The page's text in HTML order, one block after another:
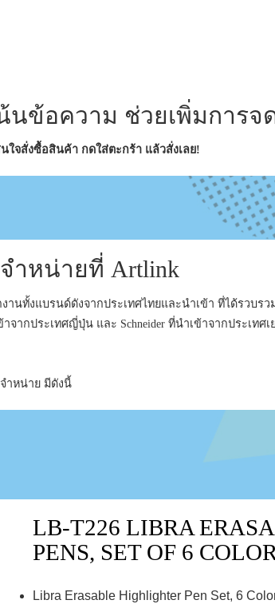
นข้อความ ช่วยเพิ่มการจ
ใจสั่งซื้อสินค้า กดใส่ตะกร้า แล้วสั่งเลย!
ำหน่ายที่ Artlink
านทั้งแบรนด์ดังจากประเทศไทยและนำเข้า ที่ได้รวบ
ากประเทศญี่ปุ่น และ Schneider ที่นำเข้าจากประเท
ำหน่าย มีดังนี้
LB-T226 LIBRA
PENS, SET OF 6
Libra Erasable Highlighter Pen Set, 6